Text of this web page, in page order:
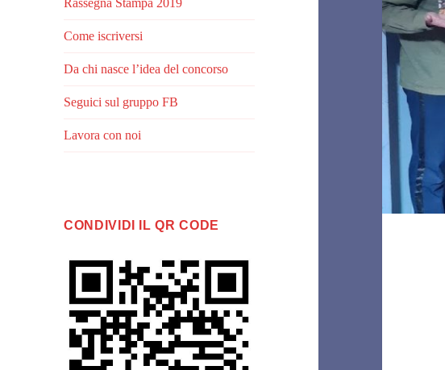
Rassegna Stampa 2019
Come iscriversi
Da chi nasce l’idea del concorso
Seguici sul gruppo FB
Lavora con noi
CONDIVIDI IL QR CODE